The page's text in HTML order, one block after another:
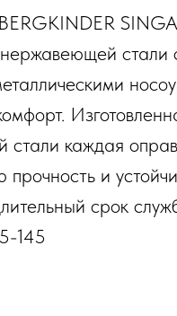
стали
каждая
прочность и
срок
145